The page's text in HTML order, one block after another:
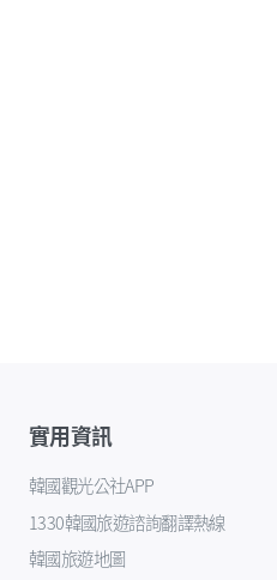
實用資訊
韓國觀光公社APP
1330韓國旅遊諮詢翻譯熱線
韓國旅遊地圖